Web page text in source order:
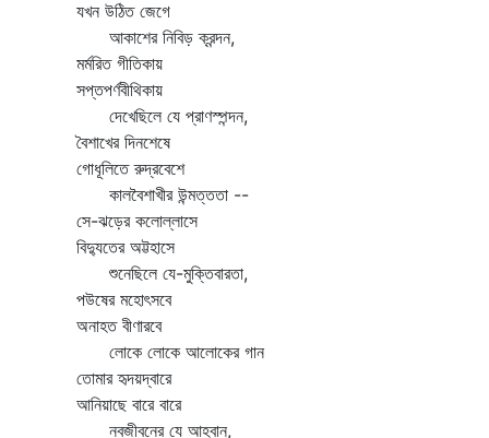
যখন উঠিত জেগে
আকাশের নিবিড় ক্রন্দন,
মর্মরিত গীতিকায়
সপ্তপর্ণবীথিকায়
দেখেছিলে যে প্রাণস্পন্দন,
বৈশাখের দিনশেষে
গোধূলিতে রুদ্রবেশে
কালবৈশাখীর উন্মত্ততা --
সে-ঝড়ের কলোল্লাসে
বিদ্যুতের অট্টহাসে
শুনেছিলে যে-মুক্তিবারতা,
পউষের মহোৎসবে
অনাহত বীণারবে
লোকে লোকে আলোকের গান
তোমার হৃদয়দ্বারে
আনিয়াছে বারে বারে
নবজীবনের যে আহ্বান,